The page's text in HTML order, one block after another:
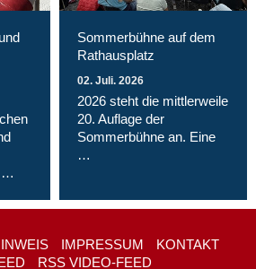
…
Sommerbühne auf dem
Rathausplatz
02. Juli. 2026
2026 steht die mittlerweile
20. Auflage der
Sommerbühne an. Eine
…
IMPRESSUM
KONTAKT
RSS VIDEO-FEED